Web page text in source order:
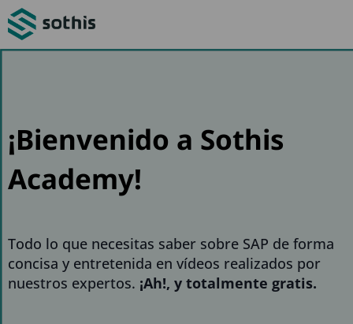
¡Bienvenido a Sothis
Academy!
Todo lo que necesitas saber sobre SAP de forma
concisa y entretenida en vídeos realizados por
nuestros expertos. ¡Ah!, y totalmente gratis.